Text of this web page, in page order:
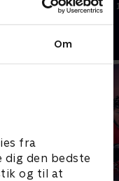
Om
fra
den bedste
og til at
• 5 min